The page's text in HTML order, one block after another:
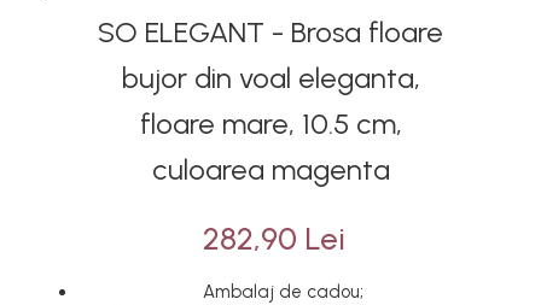
SO ELEGANT - Brosa floare
bujor din voal eleganta,
floare mare, 10.5 cm,
culoarea magenta
282,90 Lei
Ambalaj de cadou;